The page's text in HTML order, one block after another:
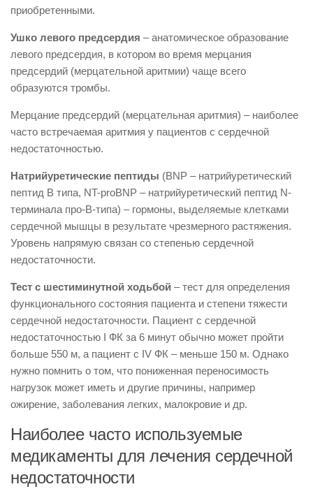
приобретенными.
Ушко левого предсердия – анатомическое образование
левого предсердия, в котором во время мерцания
предсердий (мерцательной аритмии) чаще всего
образуются тромбы.
Мерцание предсердий (мерцательная аритмия) – наиболее
часто встречаемая аритмия у пациентов с сердечной
недостаточностью.
Натрийуретические пептиды (BNP – натрийуретический
пептид В типа, NT-proBNP – натрийуретический пептид N-
терминала про-В-типа) – гормоны, выделяемые клетками
сердечной мышцы в результате чрезмерного растяжения.
Уровень напрямую связан со степенью сердечной
недостаточности.
Тест с шестиминутной ходьбой – тест для определения
функционального состояния пациента и степени тяжести
сердечной недостаточности. Пациент с сердечной
недостаточностью I ФК за 6 минут обычно может пройти
больше 550 м, а пациент с IV ФК – меньше 150 м. Однако
нужно помнить о том, что пониженная переносимость
нагрузок может иметь и другие причины, например
ожирение, заболевания легких, малокровие и др.
Наиболее часто используемые
медикаменты для лечения сердечной
недостаточности